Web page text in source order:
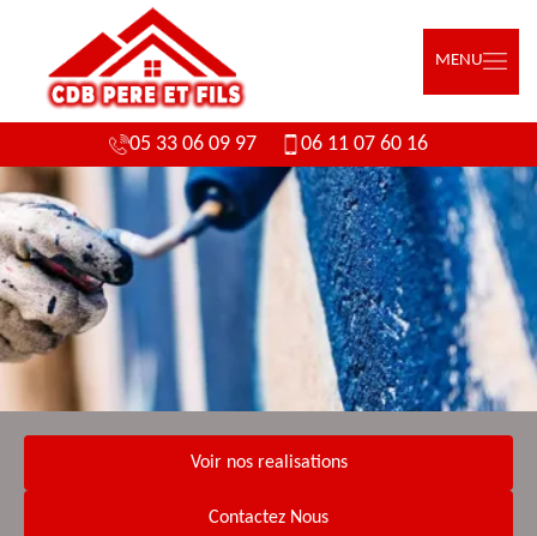
MENU
05 33 06 09 97 06 11 07 60 16
Voir nos realisations
Contactez Nous